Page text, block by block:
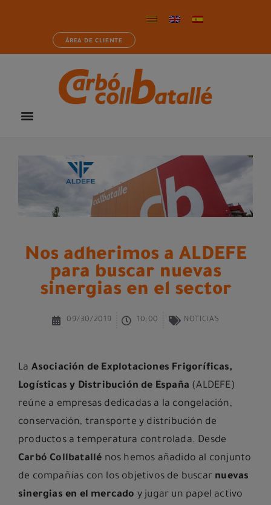
ÁREA DE CLIENTE
Nos adherimos a ALDEFE
para buscar nuevas
sinergias en el sector
09/30/2019 10:00 NOTICIAS
La Asociación de Explotaciones Frigoríficas,
Logísticas y Distribución de España (ALDEFE)
reúne a empresas dedicadas a la congelación,
conservación, transporte y distribución de
productos a temperatura controlada. Desde
Carbó Collbatallé nos hemos añadido al conjunto
de compañías con los objetivos de buscar nuevas
sinergias en el mercado y jugar un papel activo